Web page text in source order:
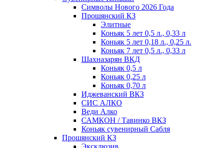
Символы Нового 2026 Года
Прошянский КЗ
Элитные
Коньяк 5 лет 0,5 л., 0,33 л
Коньяк 5 лет 0,18 л., 0,25 л.
Коньяк 7 лет 0,5 л., 0,33 л
Шахназарян ВКД
Коньяк 0,5 л
Коньяк 0,25 л
Коньяк 0,70 л
Иджеванский ВКЗ
СИС АЛКО
Веди Алко
САМКОН / Тавинко ВКЗ
Коньяк сувенирный Сабля
Прошянский КЗ
Эксклюзив